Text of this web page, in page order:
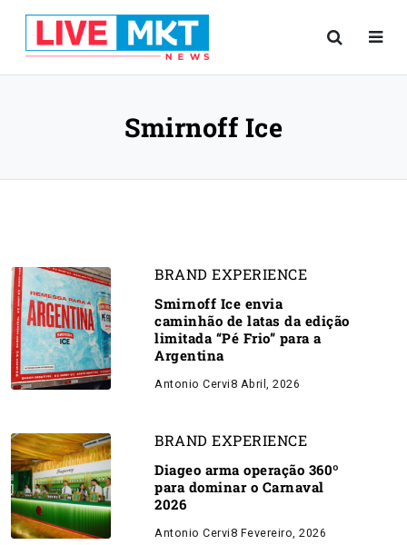
Smirnoff Ice
BRAND EXPERIENCE
Smirnoff Ice envia
caminhão de latas da edição
limitada “Pé Frio” para a
Argentina
Antonio Cervi8 Abril, 2026
BRAND EXPERIENCE
Diageo arma operação 360º
para dominar o Carnaval
2026
Antonio Cervi8 Fevereiro, 2026